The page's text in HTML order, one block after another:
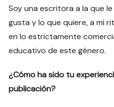
Soy una escritora a la que
gusta y lo que quiere, a mi
en lo estrictamente
educativo de este género.
¿Cómo ha sido tu
publicación?